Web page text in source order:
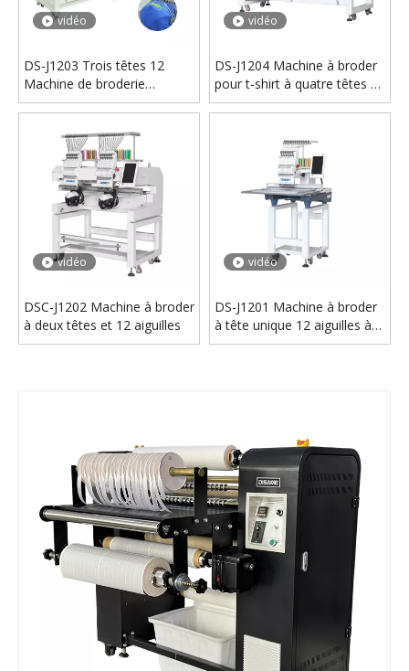
vidéo
DS-J1203 Trois têtes 12
Machine de broderie
d'aiguilles
vidéo
DS-J1204 Machine à broder
pour t-shirt à quatre têtes et
12 aiguilles
vidéo
DSC-J1202 Machine à broder
à deux têtes et 12 aiguilles
vidéo
DS-J1201 Machine à broder
à tête unique 12 aiguilles à
vendre